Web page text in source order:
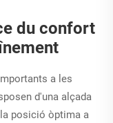
du confort
a les
d'una alçada
posició òptima a